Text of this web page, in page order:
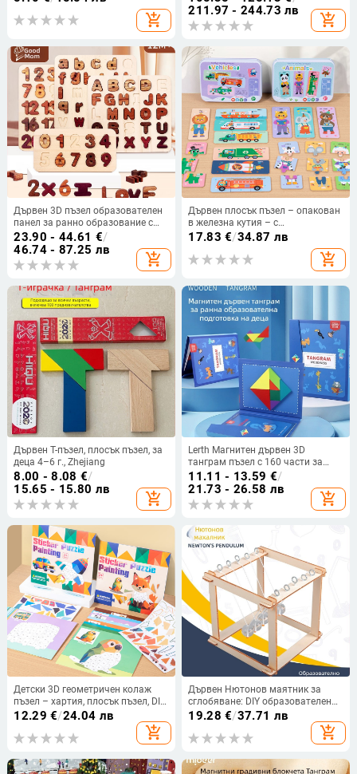
add_shopping_cart
деца
211.97 - 244.73 лв
add_shopping_cart
Дървен 3D пъзел образователен
панел за ранно образование с
букви (големи и малки) и
геометрични фигури — марка
Ohye-ouyi; продуктова категория:
3D пъзел; произход: Китай;
23.90 - 44.61 €/
46.74 - 87.25 лв
add_shopping_cart
Дървен плосък пъзел – опакован
в железна кутия – с
персонализирани рисунки – за
17.83 €/34.87 лв
add_shopping_cart
Дървен T-пъзел, плосък пъзел, за
деца 4–6 г., Zhejiang
8.00 - 8.08 €/
15.65 - 15.80 лв
add_shopping_cart
Lerth Магнитен дървен 3D
танграм пъзел с 160 части за
деца на 4–6 години
11.11 - 13.59 €/
21.73 - 26.58 лв
add_shopping_cart
Детски 3D геометричен колаж
пъзел – хартия, плосък пъзел, DIY
с OEM лого, за деца на възраст
12.29 €/24.04 лв
add_shopping_cart
Дървен Нютонов маятник за
сглобяване: DIY образователен
STEM експеримент с триизмерни
панели за деца 4-6 години, OEM
лого
19.28 €/37.71 лв
add_shopping_cart